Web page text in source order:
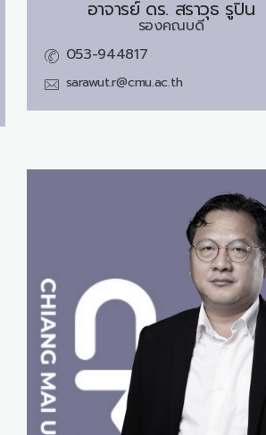
อาจารย์ ดร. สราวุธ รูปิน
รองคณบดี
053-944817
sarawut.r@cmu.ac.th